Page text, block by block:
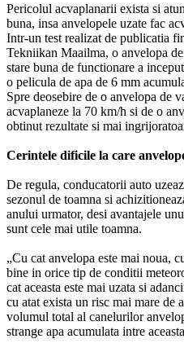
Pericolul acvaplanarii exista si
buna, insa anvelopele uzate fac
Intr-un test realizat de publicatia
Tekniikan Maailma, o anvelopa
stare buna de functionare a
o pelicula de apa de 6 mm
Spre deosebire de o anvelopa de
acvaplaneze la 70 km/h si de o
obtinut rezultate si mai
Cerintele dificile la care
De regula, conducatorii auto
sezonul de toamna si
anului urmator, desi avantajele
sunt cele mai utile toamna.
„Cu cat anvelopa este mai noua,
bine in orice tip de conditii
cat aceasta este mai uzata si
cu atat exista un risc mai mare de
volumul total al canelurilor
strange apa acumulata intre